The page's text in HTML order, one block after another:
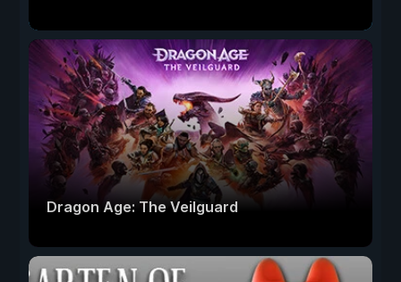
Dragon Age: The Veilguard